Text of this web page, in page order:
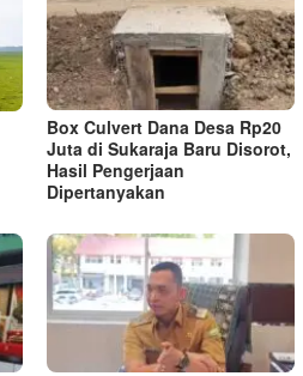
Box Culvert Dana Desa Rp20
Juta di Sukaraja Baru Disorot,
Hasil Pengerjaan
Dipertanyakan